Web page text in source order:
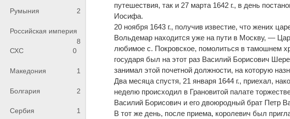
Румыния 2
Российская империя
8
СХС
0
Македония 1
Болгария 2
Сербия 1
путешествия, так и 27 марта 1642 г., в день
Иосифа.
20 ноября 1643 г., получив известие, что жених
Вольдемар находится уже на пути в Москву, —
любимое с. Покровское, помолиться в тамошнем
государя был на этот раз Василий Борисович
занимал этой почетной должности, на которую
Два месяца спустя, 21 января 1644 г., приехал,
неделю происходил в Грановитой палате
Василий Борисович и его двоюродный брат Петр
В тот же день, после приема, королевич был